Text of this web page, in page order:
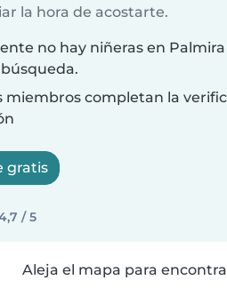
la hora de acostarte.
no hay niñeras en
miembros completan la
gratis
/ 5
Aleja el mapa para